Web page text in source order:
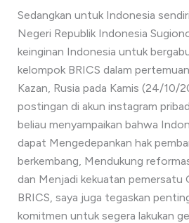
Sedangkan untuk Indonesia
Negeri Republik Indonesia
keinginan Indonesia untuk
kelompok BRICS dalam
Kazan, Rusia pada Kamis (24/10/
postingan di akun instagram
beliau menyampaikan bahwa
dapat Mengedepankan hak
berkembang, Mendukung
dan Menjadi kekuatan pemersatu
BRICS, saya juga tegaskan
komitmen untuk segera lakukan